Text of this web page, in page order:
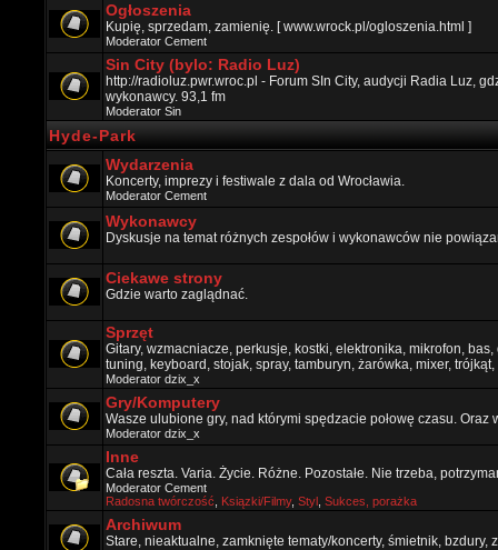
Ogłoszenia
Kupię, sprzedam, zamienię. [ www.wrock.pl/ogloszenia.html ]
Moderator Cement
Sin City (bylo: Radio Luz)
http://radioluz.pwr.wroc.pl - Forum SIn City, audycji Radia Luz,
wykonawcy. 93,1 fm
Moderator Sin
Hyde-Park
Wydarzenia
Koncerty, imprezy i festiwale z dala od Wrocławia.
Moderator Cement
Wykonawcy
Dyskusje na temat różnych zespołów i wykonawców nie
Ciekawe strony
Gdzie warto zaglądnać.
Sprzęt
Gitary, wzmacniacze, perkusje, kostki, elektronika, mikrofon,
tuning, keyboard, stojak, spray, tamburyn, żarówka, mixer, trójkąt,
Moderator dzix_x
Gry/Komputery
Wasze ulubione gry, nad którymi spędzacie połowę czasu.
Moderator dzix_x
Inne
Cała reszta. Varia. Życie. Różne. Pozostałe. Nie trzeba,
Moderator Cement
Radosna twórczość
Ksiązki/Filmy, Styl Sukces, porażka
Archiwum
Stare, nieaktualne, zamknięte tematy/koncerty, śmietnik, bzdury,